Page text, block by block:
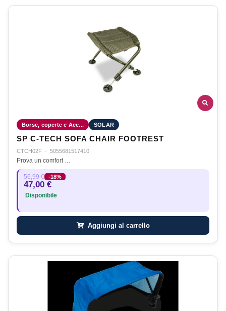
Borse, coperte e Acc... SOLAR
SP C-TECH SOFA CHAIR FOOTREST
CTCH02F · 5055681517410
Prova un comfort …
56,99 € -18%
47,00 €
Disponibile
Aggiungi al carrello